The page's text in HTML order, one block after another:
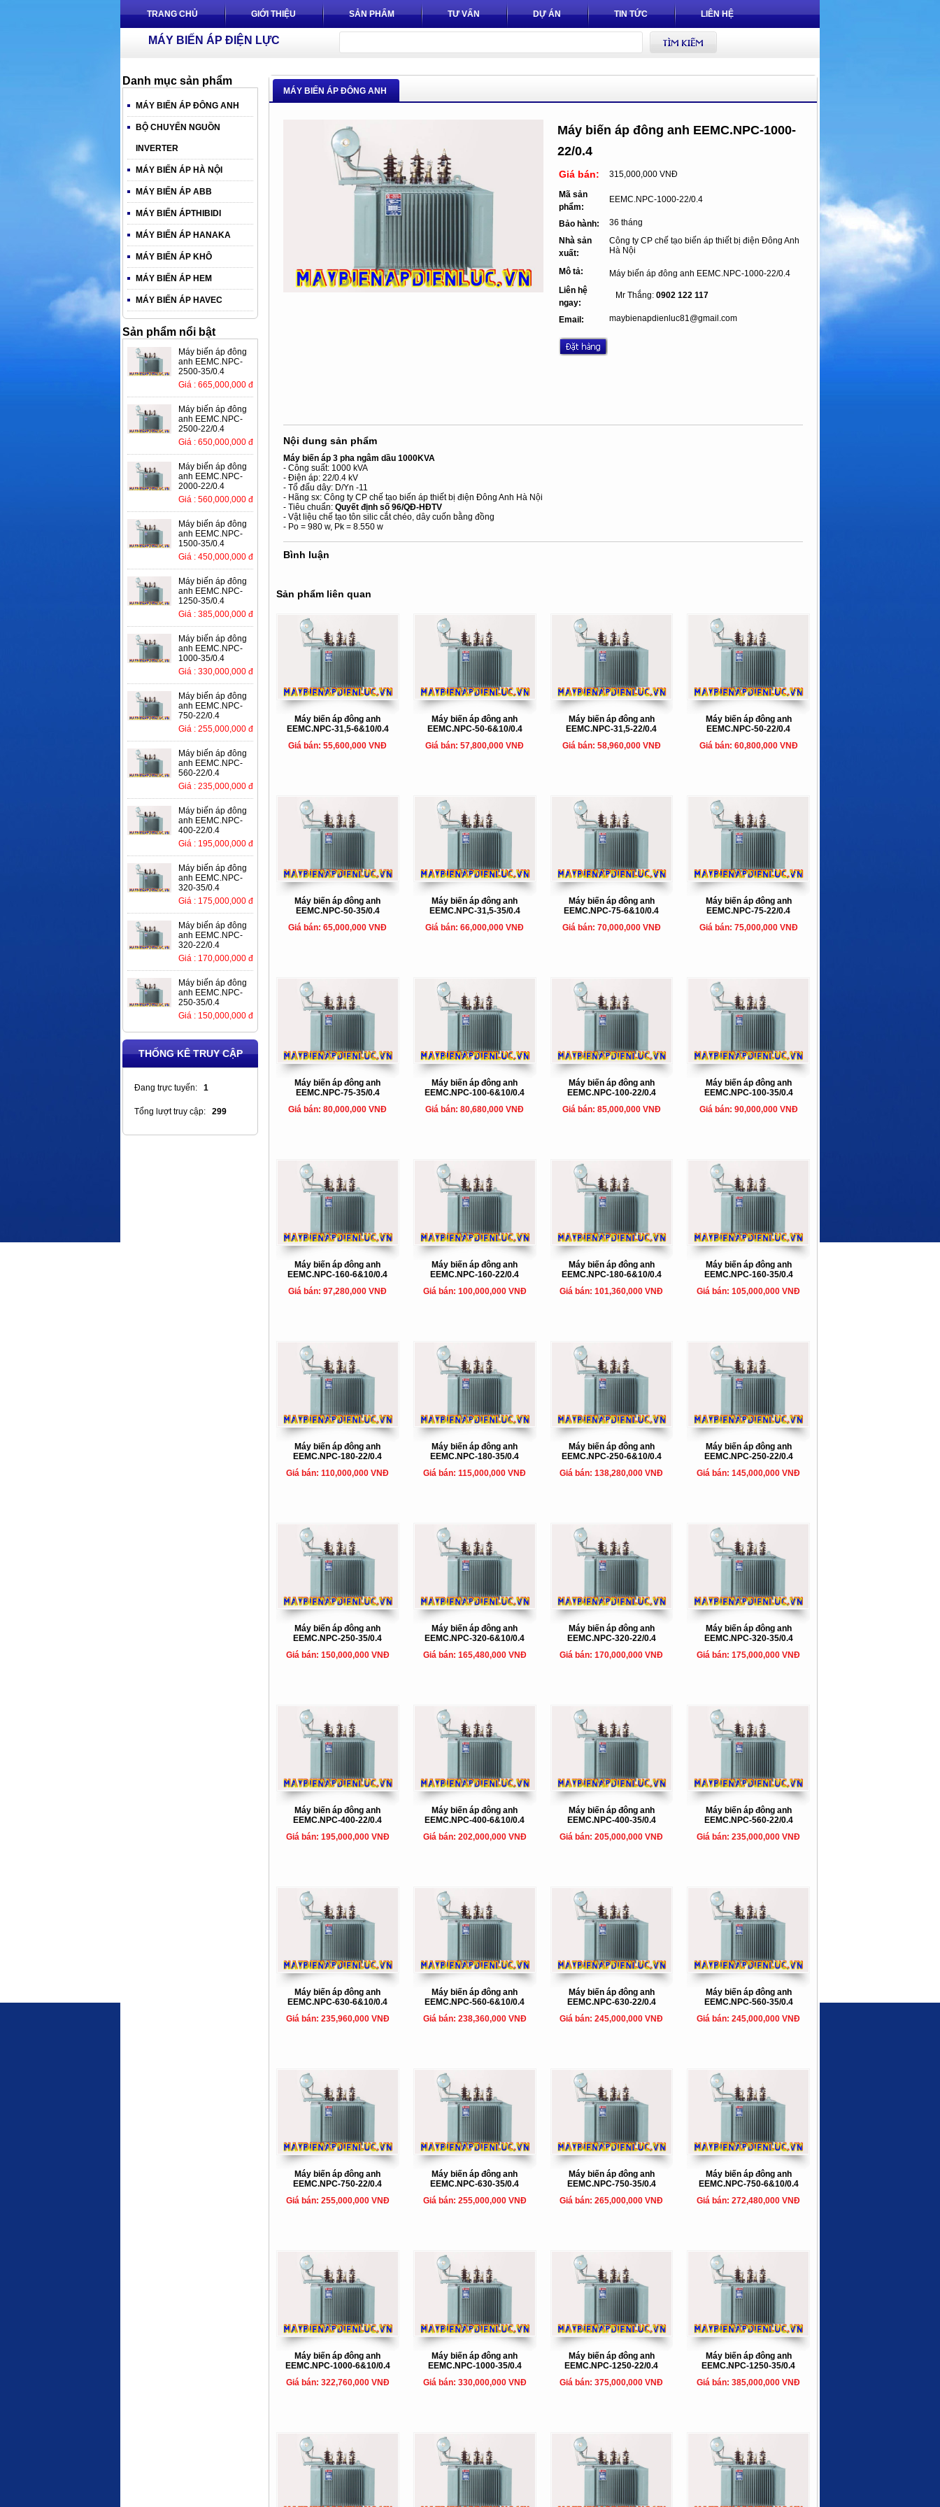
TRANG CHỦ GIỚI THIỆU SẢN PHẨM TƯ VẤN DỰ ÁN TIN TỨC LIÊN HỆ
MÁY BIẾN ÁP ĐIỆN LỰC
MÁY BIẾN ÁP ĐÔNG ANH
Máy biến áp đông anh EEMC.NPC-1000-
22/0.4
Giá bán: 315,000,000 VNĐ
Mã sản
phẩm:
EEMC.NPC-1000-22/0.4
Bảo hành:
36 tháng
Nhà sản
xuất:
Công ty CP chế tạo biến áp thiết bị điện Đông Anh
Hà Nội
Mô tả:
Máy biến áp đông anh EEMC.NPC-1000-22/0.4
Liên hệ
ngay:
Mr Thắng: 0902 122 117
Email: maybienapdienluc81@gmail.com
Nội dung sản phẩm
Máy biến áp 3 pha ngâm dầu 1000KVA
- Công suất: 1000 kVA
- Điện áp: 22/0.4 kV
- Tổ đấu dây: D/Yn -11
- Hãng sx: Công ty CP chế tạo biến áp thiết bị điện Đông Anh Hà Nội
- Tiêu chuẩn: Quyết định số 96/QĐ-HĐTV
- Vật liệu chế tạo tôn silic cắt chéo, dây cuốn bằng đồng
- Po = 980 w, Pk = 8.550 w
Bình luận
Sản phẩm liên quan
Máy biến áp đông anh
EEMC.NPC-31,5-6&10/0.4
Giá bán: 55,600,000 VNĐ
Máy biến áp đông anh
EEMC.NPC-50-6&10/0.4
Giá bán: 57,800,000 VNĐ
Máy biến áp đông anh
EEMC.NPC-31,5-22/0.4
Giá bán: 58,960,000 VNĐ
Máy biến áp đông anh
EEMC.NPC-50-22/0.4
Giá bán: 60,800,000 VNĐ
Máy biến áp đông anh
EEMC.NPC-50-35/0.4
Giá bán: 65,000,000 VNĐ
Máy biến áp đông anh
EEMC.NPC-31,5-35/0.4
Giá bán: 66,000,000 VNĐ
Máy biến áp đông anh
EEMC.NPC-75-6&10/0.4
Giá bán: 70,000,000 VNĐ
Máy biến áp đông anh
EEMC.NPC-75-22/0.4
Giá bán: 75,000,000 VNĐ
Máy biến áp đông anh
EEMC.NPC-75-35/0.4
Giá bán: 80,000,000 VNĐ
Máy biến áp đông anh
EEMC.NPC-100-6&10/0.4
Giá bán: 80,680,000 VNĐ
Máy biến áp đông anh
EEMC.NPC-100-22/0.4
Giá bán: 85,000,000 VNĐ
Máy biến áp đông anh
EEMC.NPC-100-35/0.4
Giá bán: 90,000,000 VNĐ
Máy biến áp đông anh
EEMC.NPC-160-6&10/0.4
Giá bán: 97,280,000 VNĐ
Máy biến áp đông anh
EEMC.NPC-160-22/0.4
Giá bán: 100,000,000 VNĐ
Máy biến áp đông anh
EEMC.NPC-180-6&10/0.4
Giá bán: 101,360,000 VNĐ
Máy biến áp đông anh
EEMC.NPC-160-35/0.4
Giá bán: 105,000,000 VNĐ
Máy biến áp đông anh
EEMC.NPC-180-22/0.4
Giá bán: 110,000,000 VNĐ
Máy biến áp đông anh
EEMC.NPC-180-35/0.4
Giá bán: 115,000,000 VNĐ
Máy biến áp đông anh
EEMC.NPC-250-6&10/0.4
Giá bán: 138,280,000 VNĐ
Máy biến áp đông anh
EEMC.NPC-250-22/0.4
Giá bán: 145,000,000 VNĐ
Máy biến áp đông anh
EEMC.NPC-250-35/0.4
Giá bán: 150,000,000 VNĐ
Máy biến áp đông anh
EEMC.NPC-320-6&10/0.4
Giá bán: 165,480,000 VNĐ
Máy biến áp đông anh
EEMC.NPC-320-22/0.4
Giá bán: 170,000,000 VNĐ
Máy biến áp đông anh
EEMC.NPC-320-35/0.4
Giá bán: 175,000,000 VNĐ
Máy biến áp đông anh
EEMC.NPC-400-22/0.4
Giá bán: 195,000,000 VNĐ
Máy biến áp đông anh
EEMC.NPC-400-6&10/0.4
Giá bán: 202,000,000 VNĐ
Máy biến áp đông anh
EEMC.NPC-400-35/0.4
Giá bán: 205,000,000 VNĐ
Máy biến áp đông anh
EEMC.NPC-560-22/0.4
Giá bán: 235,000,000 VNĐ
Máy biến áp đông anh
EEMC.NPC-630-6&10/0.4
Giá bán: 235,960,000 VNĐ
Máy biến áp đông anh
EEMC.NPC-560-6&10/0.4
Giá bán: 238,360,000 VNĐ
Máy biến áp đông anh
EEMC.NPC-630-22/0.4
Giá bán: 245,000,000 VNĐ
Máy biến áp đông anh
EEMC.NPC-560-35/0.4
Giá bán: 245,000,000 VNĐ
Máy biến áp đông anh
EEMC.NPC-750-22/0.4
Giá bán: 255,000,000 VNĐ
Máy biến áp đông anh
EEMC.NPC-630-35/0.4
Giá bán: 255,000,000 VNĐ
Máy biến áp đông anh
EEMC.NPC-750-35/0.4
Giá bán: 265,000,000 VNĐ
Máy biến áp đông anh
EEMC.NPC-750-6&10/0.4
Giá bán: 272,480,000 VNĐ
Máy biến áp đông anh
EEMC.NPC-1000-6&10/0.4
Giá bán: 322,760,000 VNĐ
Máy biến áp đông anh
EEMC.NPC-1000-35/0.4
Giá bán: 330,000,000 VNĐ
Máy biến áp đông anh
EEMC.NPC-1250-22/0.4
Giá bán: 375,000,000 VNĐ
Máy biến áp đông anh
EEMC.NPC-1250-35/0.4
Giá bán: 385,000,000 VNĐ
Danh mục sản phẩm
MÁY BIẾN ÁP ĐÔNG ANH
BỘ CHUYỂN NGUỒN
INVERTER
MÁY BIẾN ÁP HÀ NỘI
MÁY BIẾN ÁP ABB
MÁY BIẾN ÁPTHIBIDI
MÁY BIẾN ÁP HANAKA
MÁY BIẾN ÁP KHÔ
MÁY BIẾN ÁP HEM
MÁY BIẾN ÁP HAVEC
Sản phẩm nổi bật
Máy biến áp đông
anh EEMC.NPC-
2500-35/0.4
Giá : 665,000,000 đ
Máy biến áp đông
anh EEMC.NPC-
2500-22/0.4
Giá : 650,000,000 đ
Máy biến áp đông
anh EEMC.NPC-
2000-22/0.4
Giá : 560,000,000 đ
Máy biến áp đông
anh EEMC.NPC-
1500-35/0.4
Giá : 450,000,000 đ
Máy biến áp đông
anh EEMC.NPC-
1250-35/0.4
Giá : 385,000,000 đ
Máy biến áp đông
anh EEMC.NPC-
1000-35/0.4
Giá : 330,000,000 đ
Máy biến áp đông
anh EEMC.NPC-
750-22/0.4
Giá : 255,000,000 đ
Máy biến áp đông
anh EEMC.NPC-
560-22/0.4
Giá : 235,000,000 đ
Máy biến áp đông
anh EEMC.NPC-
400-22/0.4
Giá : 195,000,000 đ
Máy biến áp đông
anh EEMC.NPC-
320-35/0.4
Giá : 175,000,000 đ
Máy biến áp đông
anh EEMC.NPC-
320-22/0.4
Giá : 170,000,000 đ
Máy biến áp đông
anh EEMC.NPC-
250-35/0.4
Giá : 150,000,000 đ
THỐNG KÊ TRUY CẬP
Đang trực tuyến: 1
Tổng lượt truy cập: 299